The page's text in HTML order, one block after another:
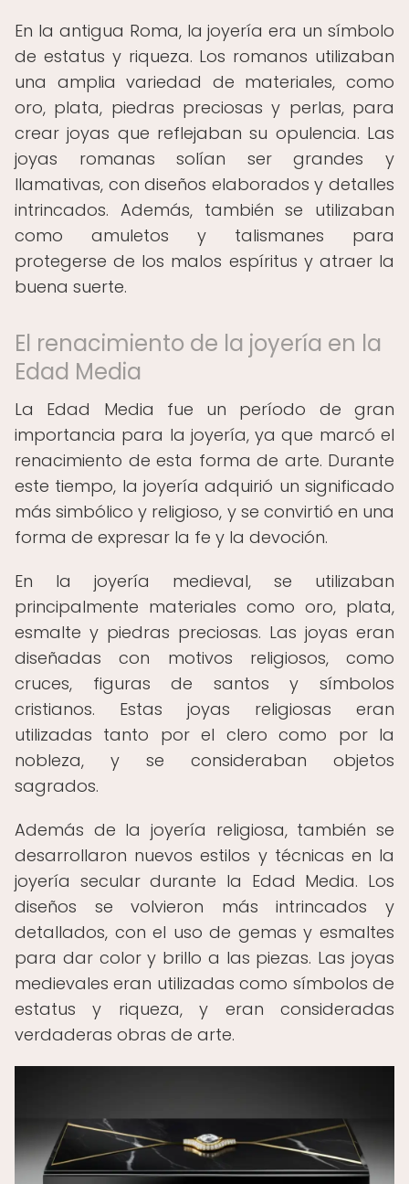
En la antigua Roma, la joyería era un símbolo
de estatus y riqueza. Los romanos utilizaban
una amplia variedad de materiales, como
oro, plata, piedras preciosas y perlas, para
crear joyas que reflejaban su opulencia. Las
joyas romanas solían ser grandes y
llamativas, con diseños elaborados y detalles
intrincados. Además, también se utilizaban
como amuletos y talismanes para
protegerse de los malos espíritus y atraer la
buena suerte.
El renacimiento de la joyería en la
Edad Media
La Edad Media fue un período de gran
importancia para la joyería, ya que marcó el
renacimiento de esta forma de arte. Durante
este tiempo, la joyería adquirió un significado
más simbólico y religioso, y se convirtió en una
forma de expresar la fe y la devoción.
En la joyería medieval, se utilizaban
principalmente materiales como oro, plata,
esmalte y piedras preciosas. Las joyas eran
diseñadas con motivos religiosos, como
cruces, figuras de santos y símbolos
cristianos. Estas joyas religiosas eran
utilizadas tanto por el clero como por la
nobleza, y se consideraban objetos
sagrados.
Además de la joyería religiosa, también se
desarrollaron nuevos estilos y técnicas en la
joyería secular durante la Edad Media. Los
diseños se volvieron más intrincados y
detallados, con el uso de gemas y esmaltes
para dar color y brillo a las piezas. Las joyas
medievales eran utilizadas como símbolos de
estatus y riqueza, y eran consideradas
verdaderas obras de arte.